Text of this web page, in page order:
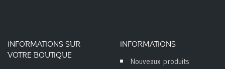
INFORMATIONS SUR
VOTRE BOUTIQUE
INFORMATIONS
Nouveaux produits